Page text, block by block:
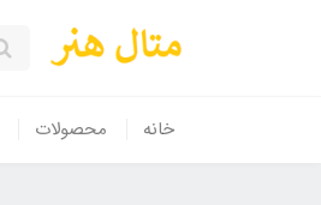
خانه محصولات